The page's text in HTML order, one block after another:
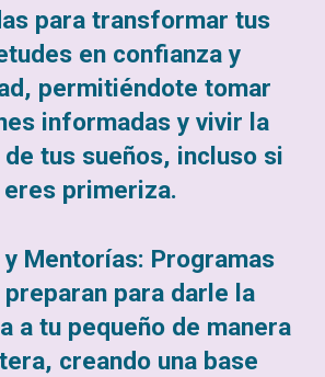
para transformar tus
en confianza y
permitiéndote tomar
informadas y vivir la
de tus sueños, incluso si
eres primeriza.
Mentorías: Programas
para darle la
a tu pequeño de manera
creando una base